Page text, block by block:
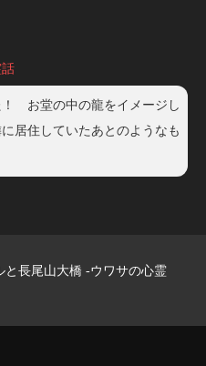
お堂の中の龍をイメージし
居住していたあとのようなも
玄武洞公園 -ウワサの心霊話-